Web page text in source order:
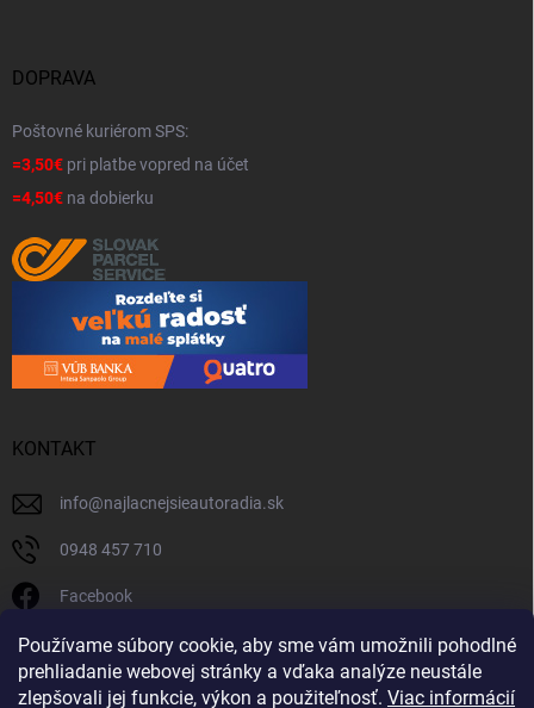
Používame súbory cookie, aby sme vám umožnili pohodlné
prehliadanie webovej stránky a vďaka analýze neustále
zlepšovali jej funkcie, výkon a použiteľnosť. Viac informácií
DOPRAVA
Poštovné kuriérom SPS:
=3,50€ pri platbe vopred na účet
=4,50€ na dobierku
KONTAKT
info@najlacnejsieautoradia.sk
0948 457 710
Facebook
najlacnejsieautoradia.sk
Youtube